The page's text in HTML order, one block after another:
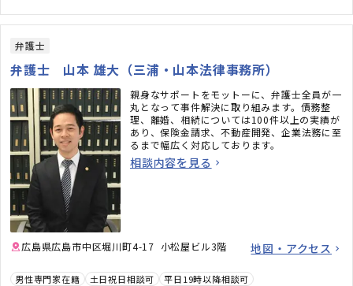
弁護士
弁護士 山本 雄大（三浦・山本法律事務所）
親身なサポートをモットーに、弁護士全員が一
丸となって事件解決に取り組みます。債務整
理、離婚、相続については100件以上の実績が
あり、保険金請求、不動産開発、企業法務に至
るまで幅広く対応しております。
相談内容を見る
広島県広島市中区堀川町4-17 小松屋ビル3階 地図・アクセス
男性専門家在籍 土日祝日相談可 平日19時以降相談可